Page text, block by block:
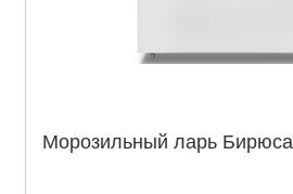
Морозильный ларь